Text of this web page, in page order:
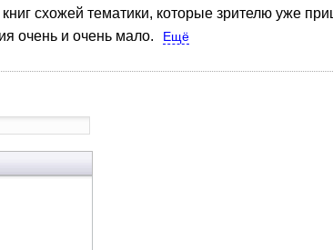
схожей тематики, которые зрителю уже
очень и очень мало.
Ещё